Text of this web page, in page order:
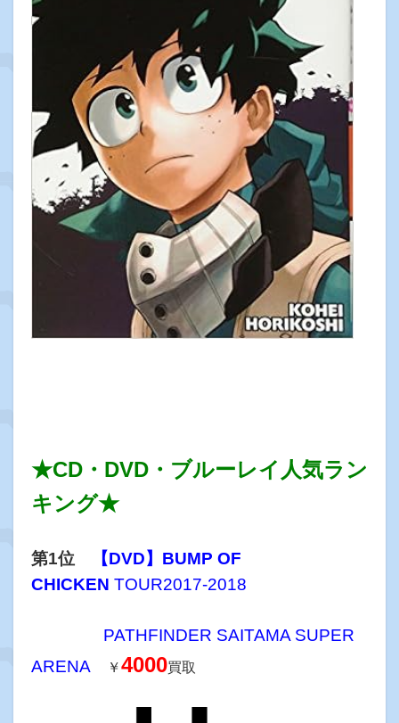
★CD・DVD・ブルーレイ人気ラン
キング★
第1位
【DVD】BUMP OF
CHICKEN TOUR2017-2018
PATHFINDER SAITAMA SUPER
ARENA
￥4000買取